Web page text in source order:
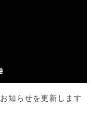
知らせを更新します